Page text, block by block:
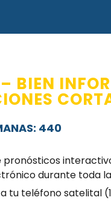
BIEN
440
durante toda
a tu teléfono satelital